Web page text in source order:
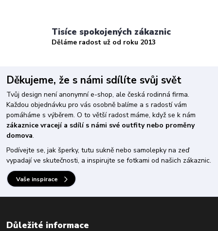
Tisíce spokojených zákaznic
Děláme radost už od roku 2013
Děkujeme, že s námi sdílíte svůj svět
Tvůj design není anonymní e-shop, ale česká rodinná firma.
Každou objednávku pro vás osobně balíme a s radostí vám
pomáháme s výběrem. O to větší radost máme, když se k nám
zákaznice vracejí a sdílí s námi své outfity nebo proměny
domova.
Podívejte se, jak šperky, tutu sukně nebo samolepky na zeď
vypadají ve skutečnosti, a inspirujte se fotkami od našich zákaznic.
Vaše inspirace
Důležité informace